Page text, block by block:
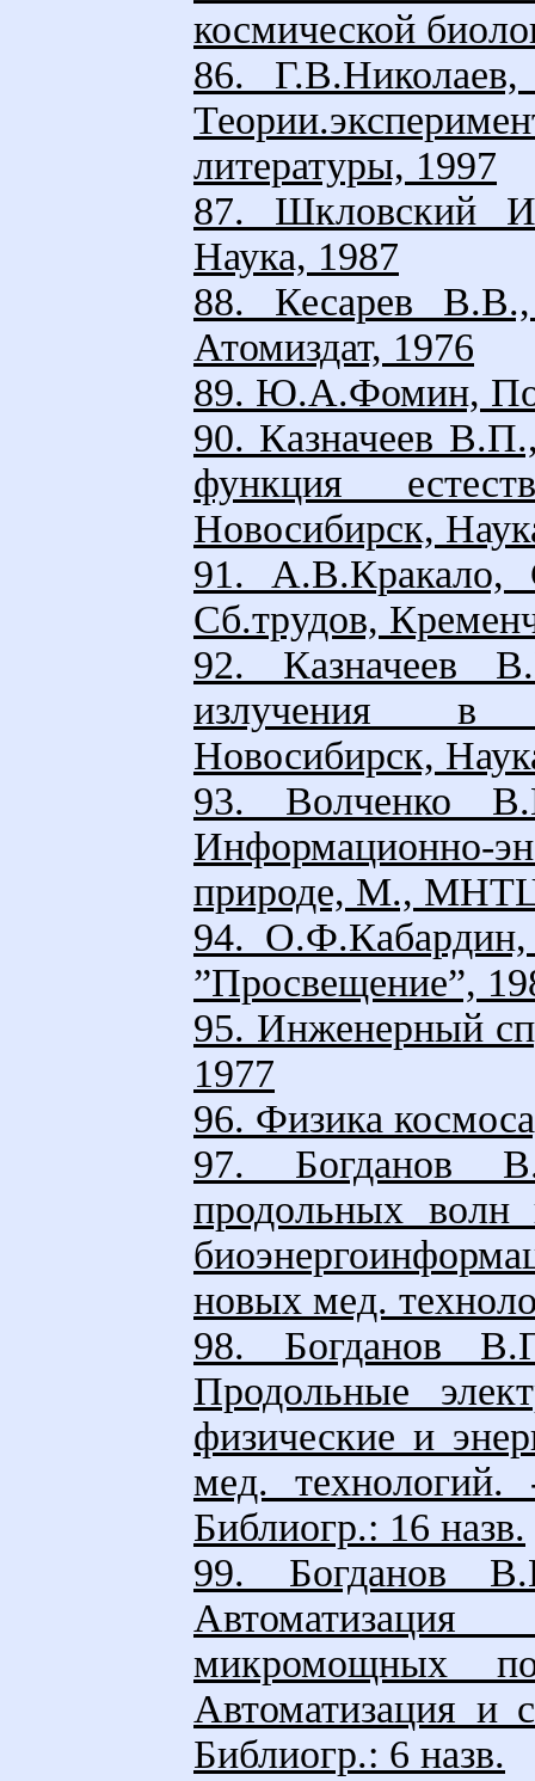
космической
86. Г.В.Николаев,
литературы, 1997
87. Шкловский
Наука, 1987
88. Кесарев
Атомиздат, 1976
89. Ю.А.Фомин,
90. Казначеев
функция
Новосибирск,
91. А.В.Кракало,
Сб.трудов,
92. Казначеев
излучения в
Новосибирск,
93. Волченко
Информационно-
природе, М.,
94.
”Просвещение”,
95. Инженерный
1977
96. Физика
97. Богданов
продольных
новых мед.
98. Богданов
Продольные
физические и
мед.
Библиогр.: 16 назв.
99. Богданов
микромощных
Автоматизация и
Библиогр.: 6 назв.